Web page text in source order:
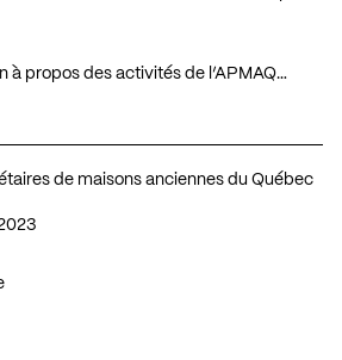
à propos des activités de l’APMAQ…
de maisons anciennes du Québec